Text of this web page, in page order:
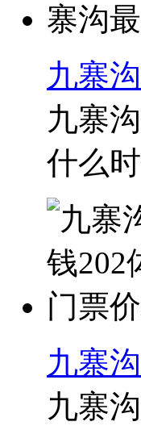
九寨
九寨
什么
九寨
九寨